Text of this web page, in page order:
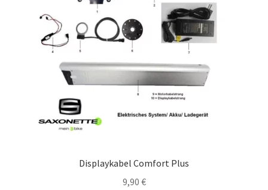
Displaykabel Comfort Plus
9,90 €